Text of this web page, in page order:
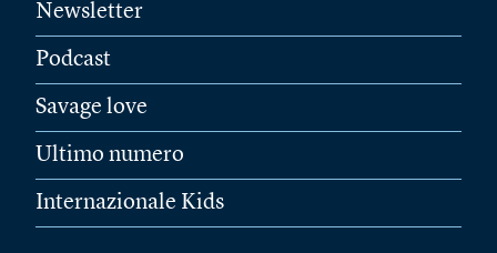
Newsletter
Podcast
Savage love
Ultimo numero
Internazionale Kids